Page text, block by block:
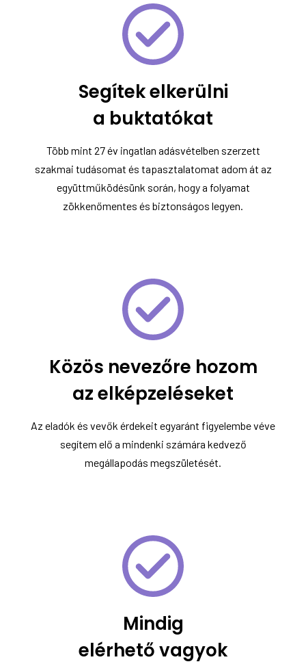
Segítek elkerülni
a buktatókat
Több mint 27 év ingatlan adásvételben szerzett
szakmai tudásomat és tapasztalatomat adom át az
együttműködésünk során, hogy a folyamat
zökkenőmentes és biztonságos legyen.
Közös nevezőre hozom
az elképzeléseket
Az eladók és vevők érdekeit egyaránt figyelembe véve
segítem elő a mindenki számára kedvező
megállapodás megszületését.
Mindig
elérhető vagyok